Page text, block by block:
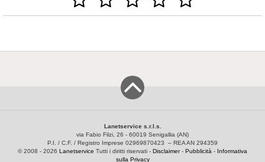
Lanetservice s.r.l.s.
via Fabio Filzi, 26 - 60019 Senigallia (AN)
P.I. / C.F. / Registro Imprese 02969870423 – REA AN 294359
© 2008 - 2026 Lanetservice Tutti i diritti riservati - Disclaimer- Pubblicità - Informativa
sulla Privacy